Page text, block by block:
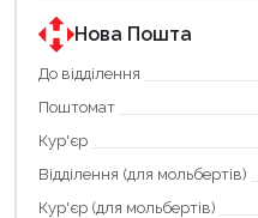
державною
програмою
єКнига.
Використовуйте
карту
щоб
зекономити
та
отримати
державною
програмою
«Національний
кешбек».
покупку
«Національний
кешбек»
та
отримуйте
Нова Пошта
До відділення
Поштомат
Кур'єр
Відділення (для мольбертів)
Кур'єр (для мольбертів)